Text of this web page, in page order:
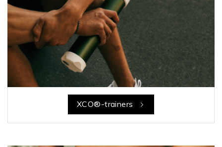
XCO®-trainers